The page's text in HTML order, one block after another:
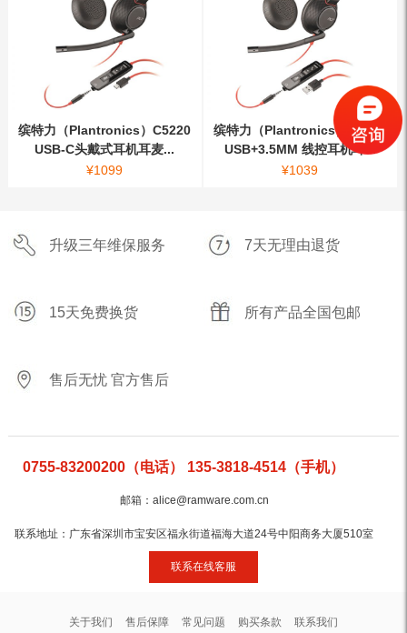
缤特力（Plantronics）C5220
USB-C头戴式耳机耳麦...
¥1099
缤特力（Plantronics）C5220
USB+3.5MM 线控耳机耳...
¥1039
升级三年维保服务 7天无理由退货
15天免费换货 所有产品全国包邮
售后无忧 官方售后
0755-83200200（电话） 135-3818-4514（手机）
邮箱：alice@ramware.com.cn
联系地址：广东省深圳市宝安区福永街道福海大道24号中阳商务大厦510室
联系在线客服
关于我们 售后保障 常见问题 购买条款 联系我们